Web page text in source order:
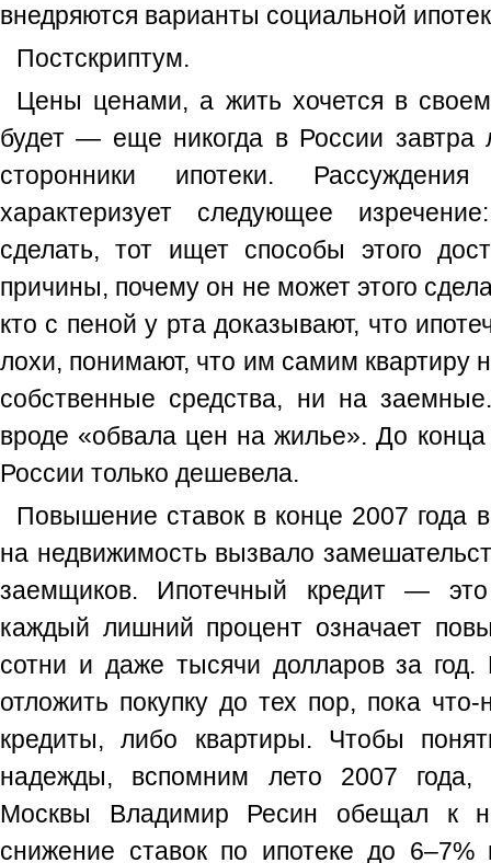
внедряются варианты социальной
Постскриптум.
Цены ценами, а жить хочется в
будет — еще никогда в России
сторонники ипотеки.
характеризует следующее
сделать, тот ищет способы этого
причины, почему он не может этого
кто с пеной у рта доказывают, что
лохи, понимают, что им самим квартиру
собственные средства, ни на
вроде «обвала цен на жилье». До конца
России только дешевела.
Повышение ставок в конце 2007 года
на недвижимость вызвало
заемщиков. Ипотечный кредит —
каждый лишний процент означает
сотни и даже тысячи долларов за
отложить покупку до тех пор, пока
кредиты, либо квартиры. Чтобы
надежды, вспомним лето 2007 года,
Москвы Владимир Ресин обещал к
снижение ставок по ипотеке до 6–7%